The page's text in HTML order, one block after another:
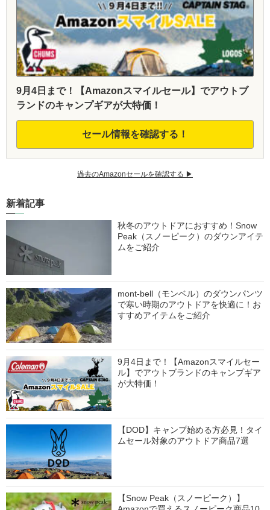
9月4日まで！【Amazonスマイルセール】でアウトブ
ランドのキャンプギアが大特価！
セール情報を確認する！
過去のAmazonセールを確認する ▶︎
新着記事
秋冬のアウトドアにおすすめ！Snow
Peak（スノーピーク）のダウンアイテ
ムをご紹介
mont-bell（モンベル）のダウンパンツ
で寒い時期のアウトドアを快適に！お
すすめアイテムをご紹介
9月4日まで！【Amazonスマイルセー
ル】でアウトブランドのキャンプギア
が大特価！
【DOD】キャンプ始める方必見！タイ
ムセール対象のアウトドア商品7選
【Snow Peak（スノーピーク）】